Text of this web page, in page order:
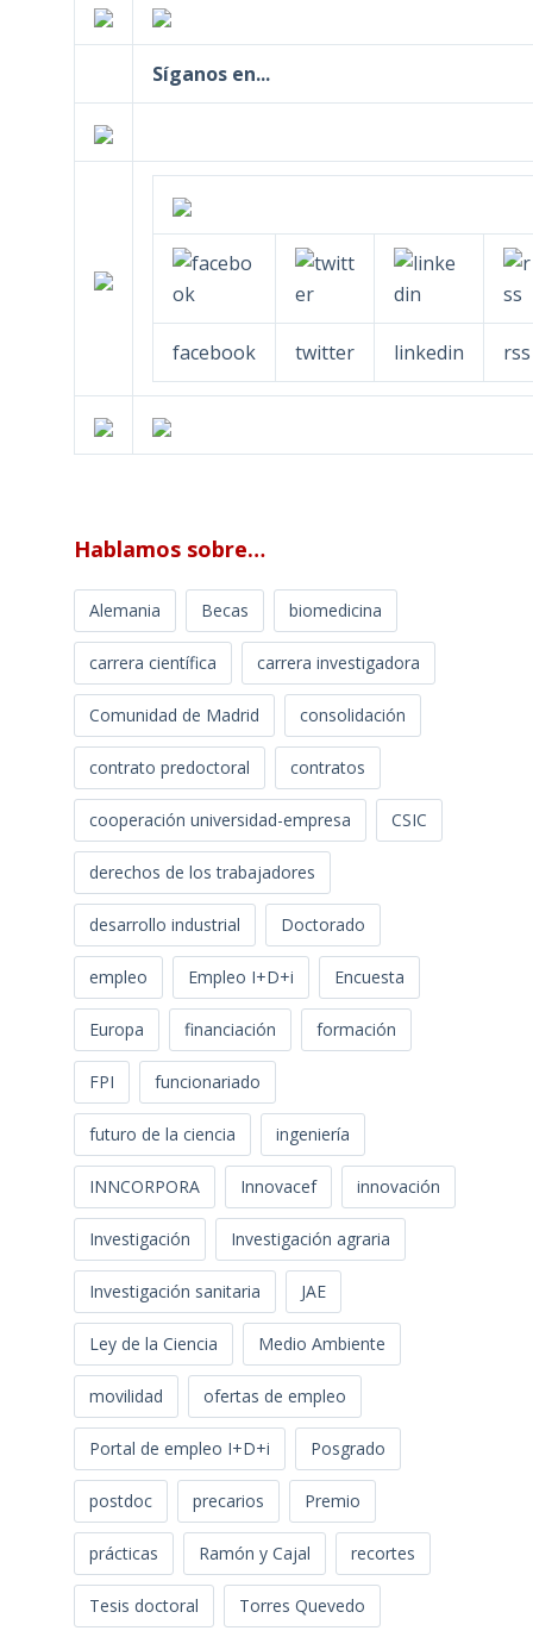
Síganos en...
facebook twitter linkedin rss
Hablamos sobre…
Alemania Becas biomedicina
carrera científica carrera investigadora
Comunidad de Madrid consolidación
contrato predoctoral contratos
cooperación universidad-empresa CSIC
derechos de los trabajadores
desarrollo industrial Doctorado
empleo Empleo I+D+i Encuesta
Europa financiación formación
FPI funcionariado
futuro de la ciencia ingeniería
INNCORPORA Innovacef innovación
Investigación Investigación agraria
Investigación sanitaria JAE
Ley de la Ciencia Medio Ambiente
movilidad ofertas de empleo
Portal de empleo I+D+i Posgrado
postdoc precarios Premio
prácticas Ramón y Cajal recortes
Tesis doctoral Torres Quevedo